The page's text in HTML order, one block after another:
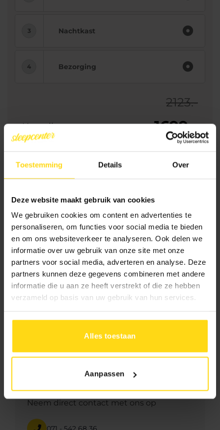
Toestemming Details Over
Deze website maakt gebruik van cookies
We gebruiken cookies om content en advertenties te
personaliseren, om functies voor social media te bieden
en om ons websiteverkeer te analyseren. Ook delen we
informatie over uw gebruik van onze site met onze
partners voor social media, adverteren en analyse. Deze
partners kunnen deze gegevens combineren met andere
informatie die u aan ze heeft verstrekt of die ze hebben
verzameld op basis van uw gebruik van hun services.
Alles toestaan
Aanpassen
Nachtkast
Bezorging
2123.-
Uw prijs: 1699.-
Rest bij levering
Toevoegen aan winkelwagen
Beschrijving
Specificaties
Hulp of advies?
Neem direct contact met ons op